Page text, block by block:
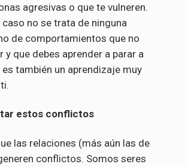
agresivas o que te vulneren.
caso no se trata de ninguna
de comportamientos que no
y que debes aprender a parar a
también un aprendizaje muy
estos conflictos
las relaciones (más aún las de
conflictos. Somos seres